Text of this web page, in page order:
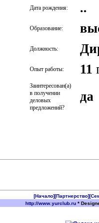
Дата рождения: ..
Образование:
Должность:
Опыт работы: 11
Заинтересован(а)
в получении
деловых
предложений?
да
[Начало][Партнерство]
http://www.yurclub.ru*